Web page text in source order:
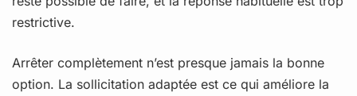
restrictive.
Arrêter complètement n’est presque jamais la bonne
option. La sollicitation adaptée est ce qui améliore la